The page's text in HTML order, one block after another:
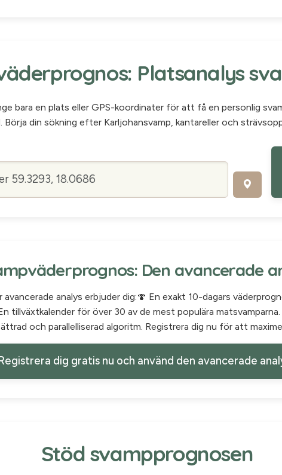
Platsanalys
bara en plats eller GPS-koordinater för att få en personlig
din sökning efter Karljohansvamp, kantareller och
Den avancerade
analys erbjuder dig:🍄 En exakt 10-dagars
tillväxtkalender för över 30 av de mest populära
och parallelliserad algoritm. Registrera dig nu för att
dig gratis nu och använd den avancerade
Stöd svampprognosen